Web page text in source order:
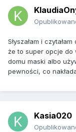
Słyszałam i
że to super opcje do
domu maski albo
pewności, co
Kasia020